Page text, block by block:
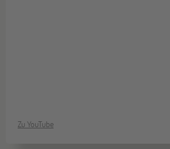
Zu YouTube